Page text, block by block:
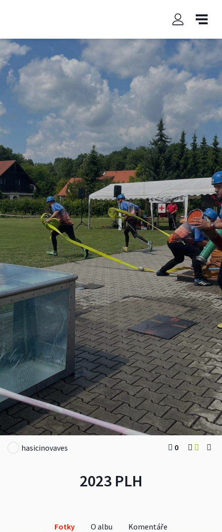
2023 PLH
hasicinovaves 0
Fotky O albu Komentáře